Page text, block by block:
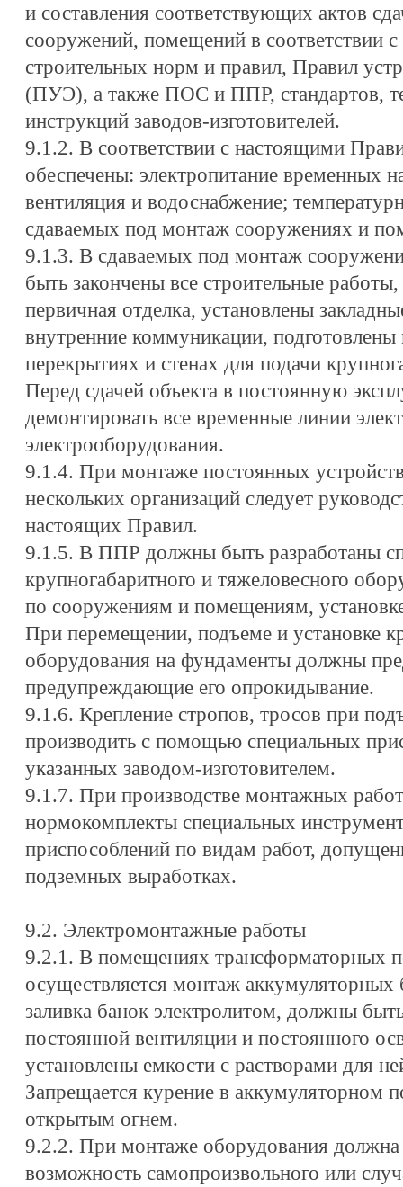
и составления соответствующих актов
сооружений, помещений в соответствии
строительных норм и правил, Правил
(ПУЭ), а также ПОС и ППР, стандартов,
инструкций заводов-изготовителей.
9.1.2. В соответствии с настоящими
обеспечены: электропитание временных
вентиляция и водоснабжение;
сдаваемых под монтаж сооружениях и
9.1.3. В сдаваемых под монтаж
быть закончены все строительные
первичная отделка, установлены
внутренние коммуникации,
перекрытиях и стенах для подачи
Перед сдачей объекта в постоянную
демонтировать все временные линии
электрооборудования.
9.1.4. При монтаже постоянных
нескольких организаций следует
настоящих Правил.
9.1.5. В ППР должны быть разработаны
крупногабаритного и тяжеловесного
по сооружениям и помещениям,
При перемещении, подъеме и установке
оборудования на фундаменты должны
предупреждающие его опрокидывание.
9.1.6. Крепление стропов, тросов при
производить с помощью специальных
указанных заводом-изготовителем.
9.1.7. При производстве монтажных
нормокомплекты специальных
приспособлений по видам работ,
подземных выработках.
9.2. Электромонтажные работы
9.2.1. В помещениях трансформаторных
осуществляется монтаж аккумуляторных
заливка банок электролитом, должны
постоянной вентиляции и постоянного
установлены емкости с растворами для
Запрещается курение в аккумуляторном
открытым огнем.
9.2.2. При монтаже оборудования должна
возможность самопроизвольного или